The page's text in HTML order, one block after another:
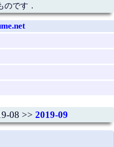
です．
08 >> 2019-09